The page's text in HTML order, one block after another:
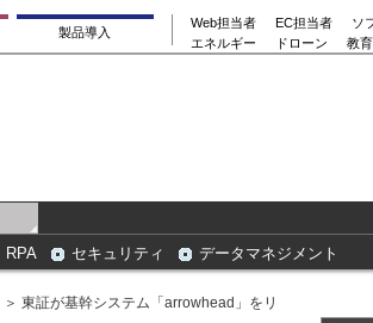
製品導入
Web担当者 EC担当者
ソ
エネルギー
ドローン 教
RPA セキュリティ データマネジメント
＞ 東証が基幹システム「arrowhead」をリ